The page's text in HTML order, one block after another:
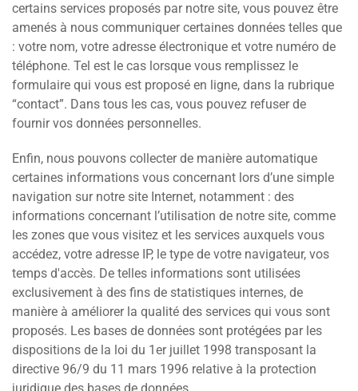
certains services proposés par notre site, vous pouvez être
amenés à nous communiquer certaines données telles que
: votre nom, votre adresse électronique et votre numéro de
téléphone. Tel est le cas lorsque vous remplissez le
formulaire qui vous est proposé en ligne, dans la rubrique
“contact”. Dans tous les cas, vous pouvez refuser de
fournir vos données personnelles.
Enfin, nous pouvons collecter de manière automatique
certaines informations vous concernant lors d’une simple
navigation sur notre site Internet, notamment : des
informations concernant l’utilisation de notre site, comme
les zones que vous visitez et les services auxquels vous
accédez, votre adresse IP, le type de votre navigateur, vos
temps d'accès. De telles informations sont utilisées
exclusivement à des fins de statistiques internes, de
manière à améliorer la qualité des services qui vous sont
proposés. Les bases de données sont protégées par les
dispositions de la loi du 1er juillet 1998 transposant la
directive 96/9 du 11 mars 1996 relative à la protection